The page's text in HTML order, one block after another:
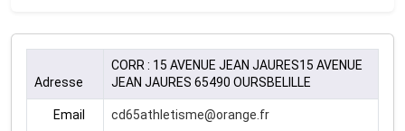
Adresse
CORR : 15 AVENUE JEAN JAURES15 AVENUE
JEAN JAURES 65490 OURSBELILLE
Email cd65athletisme@orange.fr